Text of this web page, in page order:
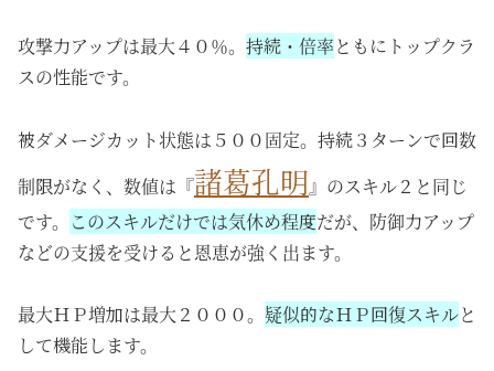
攻撃力アップは最大４０％。 持続・倍率ともにトップクラ
スの性能です。
被ダメージカット状態は５００固定。 持続３ターンで回数
制限がなく、数値は『諸葛孔明 』のスキル２と同じ
です。
このスキルだけでは気休め程度だが、防御力アップ
などの支援を受けると恩恵が強く出ます。
最大ＨＰ増加は最大２０００。 疑似的なＨＰ回復スキルと
して機能します。